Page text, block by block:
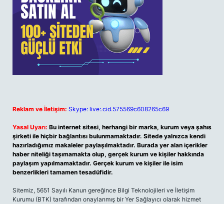
Reklam ve İletişim: Skype: live:.cid.575569c608265c69
Yasal Uyarı: Bu internet sitesi, herhangi bir marka, kurum veya şahıs
şirketi ile hiçbir bağlantısı bulunmamaktadır. Sitede yalnızca kendi
hazırladığımız makaleler paylaşılmaktadır. Burada yer alan içerikler
haber niteliği taşımamakta olup, gerçek kurum ve kişiler hakkında
paylaşım yapılmamaktadır. Gerçek kurum ve kişiler ile isim
benzerlikleri tamamen tesadüfidir.
Sitemiz, 5651 Sayılı Kanun gereğince Bilgi Teknolojileri ve İletişim
Kurumu (BTK) tarafından onaylanmış bir Yer Sağlayıcı olarak hizmet